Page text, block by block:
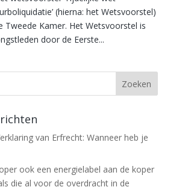
(hierna: het Wetsvoorstel)
Tweede Kamer. Het Wetsvoorstel is
door de Eerste...
van Erfrecht: Wanneer heb je
ook een energielabel aan de koper
die al voor de overdracht in de